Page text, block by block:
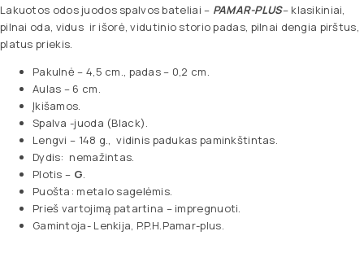
Lakuotos odos juodos spalvos bateliai – PAMAR-PLUS– klasikiniai,
pilnai oda, vidus ir išorė, vidutinio storio padas, pilnai dengia pirštus,
platus priekis.
Pakulnė – 4,5 cm., padas – 0,2 cm.
Aulas – 6 cm.
Įkišamos.
Spalva -juoda (Black).
Lengvi – 148 g., vidinis padukas paminkštintas.
Dydis: nemažintas.
Plotis – G.
Puošta: metalo sagelėmis.
Prieš vartojimą patartina – impregnuoti.
Gamintoja- Lenkija, P.P.H.Pamar-plus.